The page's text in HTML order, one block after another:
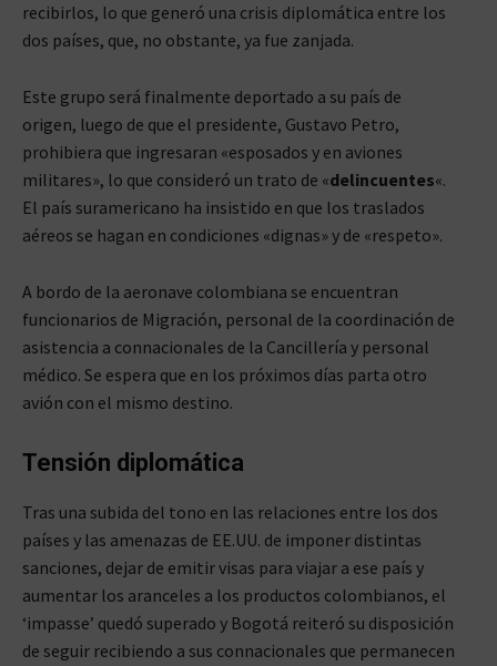
recibirlos, lo que generó una crisis diplomática entre los
dos países, que, no obstante, ya fue zanjada.
Este grupo será finalmente deportado a su país de
origen, luego de que el presidente, Gustavo Petro,
prohibiera que ingresaran «esposados y en aviones
militares», lo que consideró un trato de «delincuentes«.
El país suramericano ha insistido en que los traslados
aéreos se hagan en condiciones «dignas» y de «respeto».
A bordo de la aeronave colombiana se encuentran
funcionarios de Migración, personal de la coordinación de
asistencia a connacionales de la Cancillería y personal
médico. Se espera que en los próximos días parta otro
avión con el mismo destino.
Tensión diplomática
Tras una subida del tono en las relaciones entre los dos
países y las amenazas de EE.UU. de imponer distintas
sanciones, dejar de emitir visas para viajar a ese país y
aumentar los aranceles a los productos colombianos, el
‘impasse’ quedó superado y Bogotá reiteró su disposición
de seguir recibiendo a sus connacionales que permanecen